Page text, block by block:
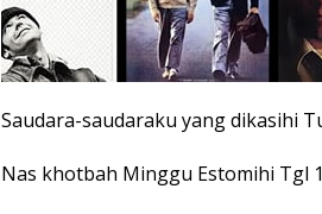
Saudara-saudaraku yang dikasihi
Nas khotbah Minggu Estomihi Tgl